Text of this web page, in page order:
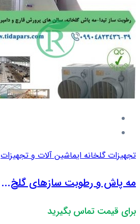
تجهیزات گلخانه ایماشین آلات و تجهیزات
مه پاش و رطوبت سازهای گلخ...
برای قیمت تماس بگیرید